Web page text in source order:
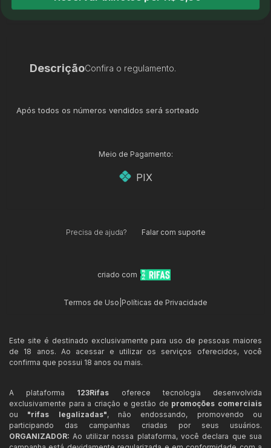
DescriçãoConfira o regulamento.
Após todos os números vendidos será sorteado
Meio de Pagamento:
PIX
Precisa de ajuda? Falar com suporte
criado com
Termos de Uso Políticas de Privacidade
Este site é destinado exclusivamente para uso de pessoas maiores
de 18 anos. Ao acessar e utilizar os serviços oferecidos, você
confirma que possui 18 anos ou mais.
A plataforma 123Rifas oferece tecnologia desenvolvida
exclusivamente para a criação e gestão de promoções comerciais
ou "rifas legalizadas", não endossando, promovendo ou
participando das campanhas criadas por seus usuários.
ORGANIZADOR: Ao utilizar nossa plataforma, você declara que sua